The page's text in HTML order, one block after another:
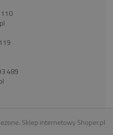
489
Sklep internetowy Shoper.pl